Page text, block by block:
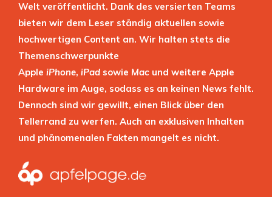
Welt veröffentlicht. Dank des versierten Teams
bieten wir dem Leser ständig aktuellen sowie
hochwertigen Content an. Wir halten stets die
Themenschwerpunkte
Apple iPhone, iPad sowie Mac und weitere Apple
Hardware im Auge, sodass es an keinen News fehlt.
Dennoch sind wir gewillt, einen Blick über den
Tellerrand zu werfen. Auch an exklusiven Inhalten
und phänomenalen Fakten mangelt es nicht.